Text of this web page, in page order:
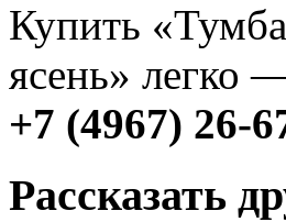
Купить
ясень» легко
+7 (4967) 26-
Рассказать